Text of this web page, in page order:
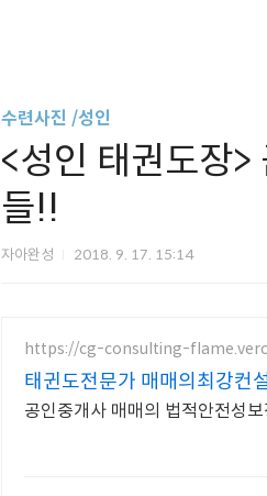
수련사진 /성인
<성인 태권도장
들!!
자아완성 2018. 9. 17. 15:14
https://cg-consulting-
태귄도전문가 매매의최강컨
공인중개사 매매의 법적안전성